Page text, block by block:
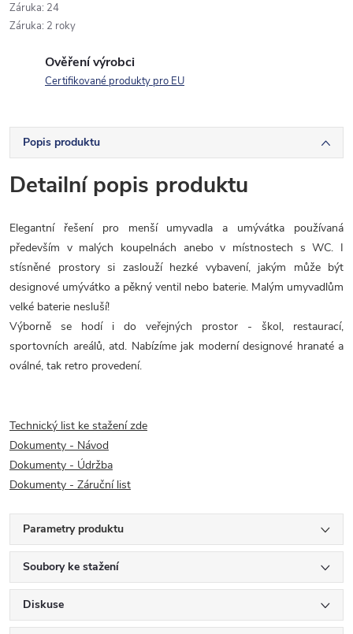
Záruka: 24
Záruka: 2 roky
Ověření výrobci
Certifikované produkty pro EU
Popis produktu
Detailní popis produktu
Elegantní řešení pro menší umyvadla a umývátka používaná
především v malých koupelnách anebo v místnostech s WC. I
stísněné prostory si zaslouží hezké vybavení, jakým může být
designové umývátko a pěkný ventil nebo baterie. Malým umyvadlům
velké baterie nesluší!
Výborně se hodí i do veřejných prostor - škol, restaurací,
sportovních areálů, atd. Nabízíme jak moderní designové hranaté a
oválné, tak retro provedení.
Technický list ke stažení zde
Dokumenty - Návod
Dokumenty - Údržba
Dokumenty - Záruční list
Parametry produktu
Soubory ke stažení
Diskuse